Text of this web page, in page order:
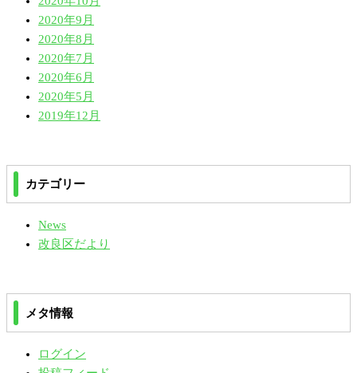
2020年9月
2020年8月
2020年7月
2020年6月
2020年5月
2019年12月
カテゴリー
News
改良区だより
メタ情報
ログイン